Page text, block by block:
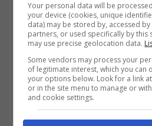
Your personal data will be
your device (cookies, unique
data) may be stored by, accessed
partners, or used specifically by this
may use precise geolocation data.
Some vendors may process your
of legitimate interest, which you can
your options below. Look for a link
or in the site menu to manage or
and cookie settings.